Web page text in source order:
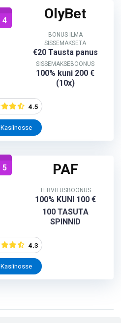
4 OlyBet
BONUS ILMA
SISSEMAKSETA
€20 Tausta panus
SISSEMAKSEBOONUS
100% kuni 200 €
(10x)
4.5
Kasiinosse
5 PAF
TERVITUSBOONUS
100% KUNI 100 €
100 TASUTA
SPINNID
4.3
Kasiinosse